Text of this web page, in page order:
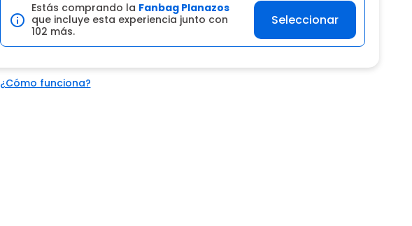
Estás comprando la Fanbag Planazos
que incluye esta experiencia junto con
102 más.
Seleccionar
¿Cómo funciona?